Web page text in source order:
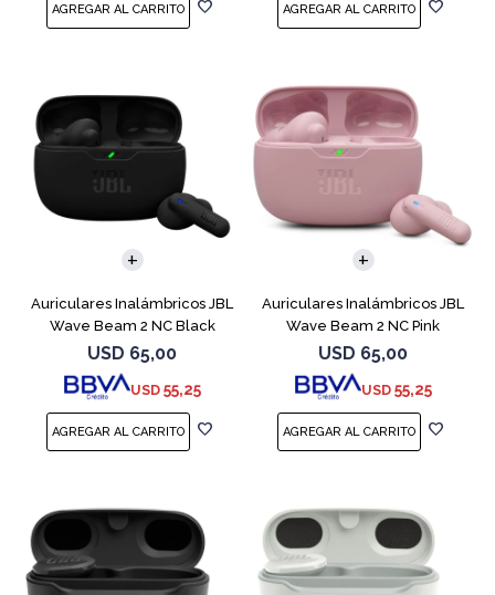
Auriculares Inalámbricos JBL
Wave Beam 2 NC Black
USD 65,00
USD 55,25
Auriculares Inalámbricos JBL
Wave Beam 2 NC Pink
USD 65,00
USD 55,25